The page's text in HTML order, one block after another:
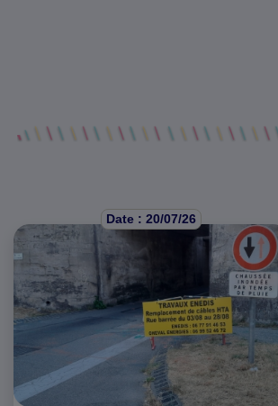
Date : 20/07/26